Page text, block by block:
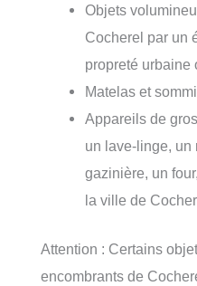
Objets
Cocherel par un
propreté urbaine
Matelas et
Appareils de
un lave-linge, un
gazinière, un
la ville de
Attention : Certains
encombrants de